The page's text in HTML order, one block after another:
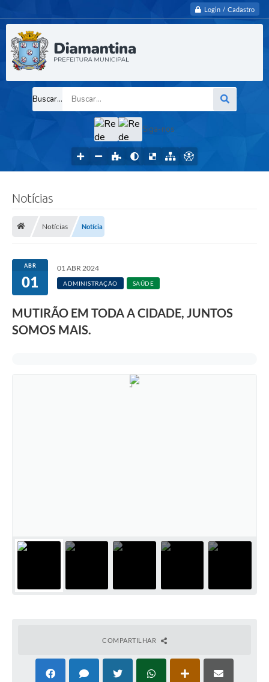
Login / Cadastro
Buscar...
Siga-nos
Notícias
Notícias Notícia
ABR
01
01 ABR 2024
ADMINISTRAÇÃO SAÚDE
MUTIRÃO EM TODA A CIDADE, JUNTOS
SOMOS MAIS.
COMPARTILHAR